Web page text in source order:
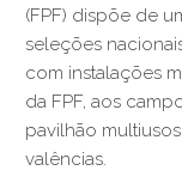
(FPF) dispõe de
seleções
com instalações
da FPF, aos
pavilhão
valências.